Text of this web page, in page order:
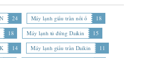
24 Máy lạnh giấu trần nối ố
18
18 Máy lạnh tủ đứng Daikin
15
14 Máy lạnh giấu trần Daikin
11